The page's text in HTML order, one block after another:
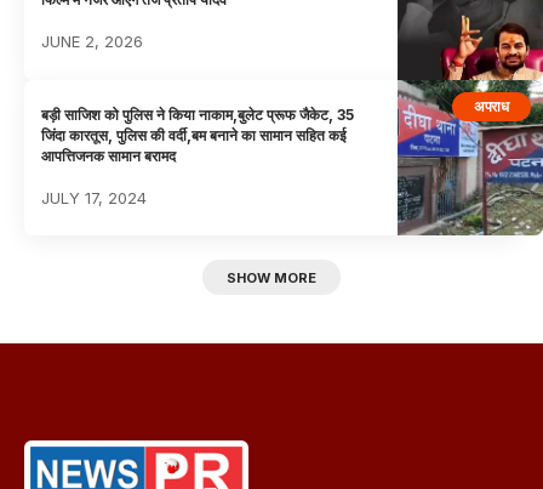
JUNE 2, 2026
अपराध
बड़ी साजिश को पुलिस ने किया नाकाम,बुलेट प्रूफ जैकेट, 35
जिंदा कारतूस, पुलिस की वर्दी,बम बनाने का सामान सहित कई
आपत्तिजनक सामान बरामद
JULY 17, 2024
SHOW MORE